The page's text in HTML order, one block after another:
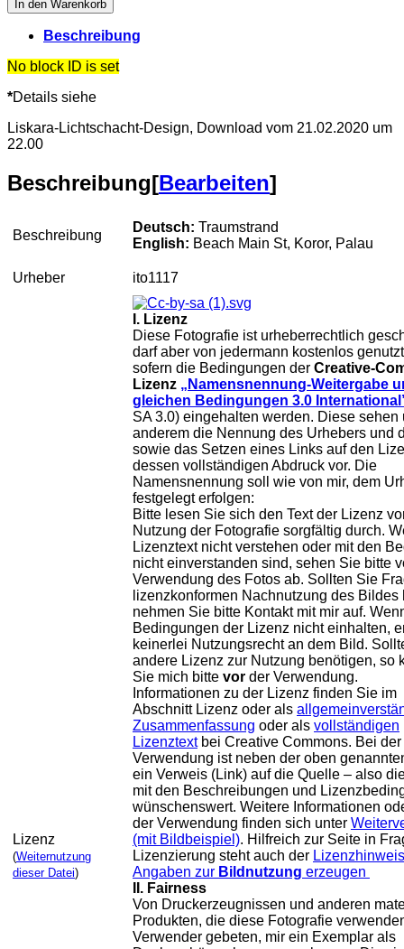
ito1117,
Lizenz:
CC
BY-
3.0,
Maße
der
Auskleidung:
Breite**
bis
m,
In den Warenkorb
Beschreibung
No block ID is set
*Details siehe
Liskara-Lichtschacht-Design, Download vom 21.02.2020 um
22.00
Beschreibung[Bearbeiten]
Beschreibung
Deutsch: Traumstrand
English: Beach Main St, Koror, Palau
Urheber ito1117
Lizenz
(Weiternutzung
dieser Datei)
I. Lizenz
Diese Fotografie ist urheberrechtlich
darf aber von jedermann kostenlos
sofern die Bedingungen der Creative-
Lizenz „Namensnennung-Weitergabe
gleichen Bedingungen 3.0
SA 3.0) eingehalten werden. Diese sehen
anderem die Nennung des Urhebers und
sowie das Setzen eines Links auf den
dessen vollständigen Abdruck vor. Die
Namensnennung soll wie von mir, dem
festgelegt erfolgen:
Bitte lesen Sie sich den Text der Lizenz
Nutzung der Fotografie sorgfältig durch.
Lizenztext nicht verstehen oder mit den
nicht einverstanden sind, sehen Sie bitte
Verwendung des Fotos ab. Sollten Sie
lizenzkonformen Nachnutzung des Bildes
nehmen Sie bitte Kontakt mit mir auf.
Bedingungen der Lizenz nicht einhalten,
keinerlei Nutzungsrecht an dem Bild.
andere Lizenz zur Nutzung benötigen, so
Sie mich bitte vor der Verwendung.
Informationen zu der Lizenz finden Sie im
Abschnitt Lizenz oder als
Zusammenfassung oder als vollständigen
Lizenztextbei Creative Commons. Bei der
Verwendung ist neben der oben
ein Verweis (Link) auf die Quelle – also
mit den Beschreibungen und
wünschenswert. Weitere Informationen
der Verwendung finden sich unter
(mit Bildbeispiel). Hilfreich zur Seite in
Lizenzierung steht auch der
Angaben zur Bildnutzung erzeugen
II. Fairness
Von Druckerzeugnissen und anderen
Produkten, die diese Fotografie
Verwender gebeten, mir ein Exemplar als